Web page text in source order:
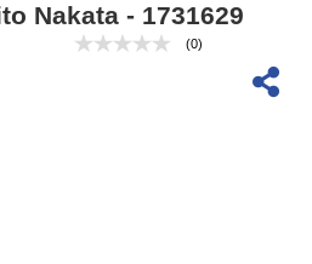
Nakata - 1731629
(0)